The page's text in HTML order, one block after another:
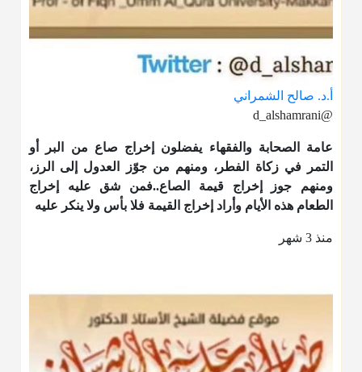
أ.د. صالح الشمراني
@d_alshamrani
عامة الصحابة والفقهاء يفضلون إخراج صاع من البر أو
التمر في زكاة الفطر، ومنهم من جوّز العدول إلى الرز،
ومنهم جوز إخراج قيمة الصاع..فمن شق عليه إخراج
الطعام هذه الأيام وأراد إخراج القيمة فلا بأس ولا ينكر عليه
منذ 3 شهر